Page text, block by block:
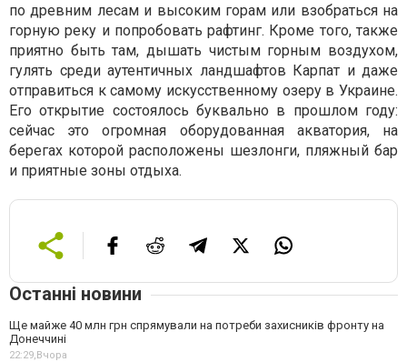
по древним лесам и высоким горам или взобраться на
горную реку и попробовать рафтинг. Кроме того, также
приятно быть там, дышать чистым горным воздухом,
гулять среди аутентичных ландшафтов Карпат и даже
отправиться к самому искусственному озеру в Украине.
Его открытие состоялось буквально в прошлом году:
сейчас это огромная оборудованная акватория, на
берегах которой расположены шезлонги, пляжный бар
и приятные зоны отдыха.
Останні новини
Ще майже 40 млн грн спрямували на потреби захисників фронту на
Донеччині
22:29,Вчора